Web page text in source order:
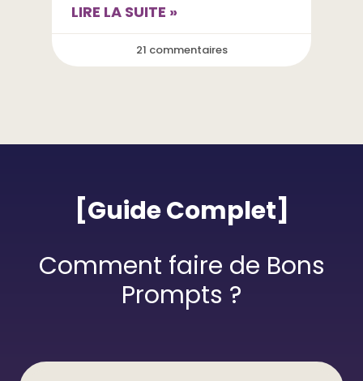
LIRE LA SUITE »
21 commentaires
[Guide Complet]
Comment faire de Bons
Prompts ?